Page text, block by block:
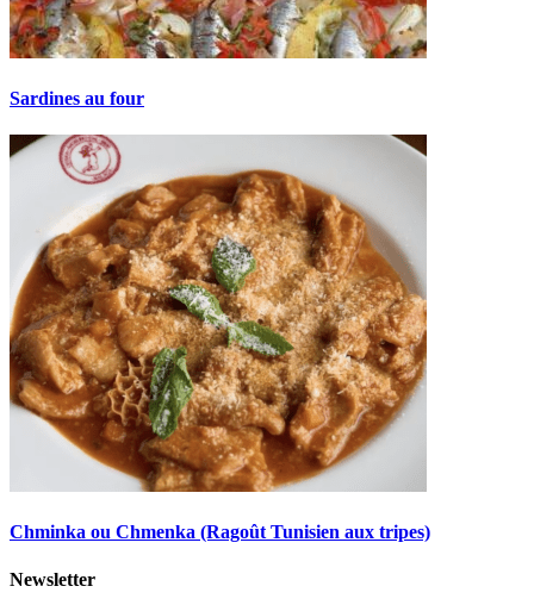
Sardines au four
Chminka ou Chmenka (Ragoût Tunisien aux tripes)
Newsletter